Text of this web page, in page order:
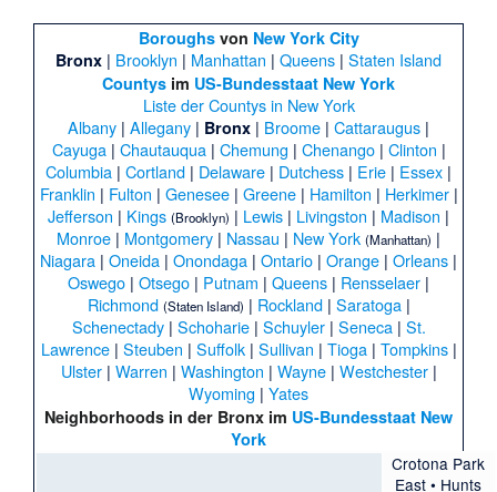
Boroughsvon New York City
Bronx | Brooklyn | Manhattan | Queens | Staten Island
Countys im US-Bundesstaat New York
Liste der Countys in New York
Albany | Allegany | Bronx | Broome | Cattaraugus |
Cayuga| Chautauqua| Chemung | Chenango| Clinton |
Columbia | Cortland | Delaware | Dutchess | Erie | Essex |
Franklin | Fulton | Genesee| Greene| Hamilton | Herkimer|
Jefferson | Kings (Brooklyn) | Lewis | Livingston | Madison |
Monroe | Montgomery | Nassau | New York (Manhattan) |
Niagara | Oneida | Onondaga | Ontario | Orange | Orleans |
Oswego | Otsego | Putnam | Queens | Rensselaer |
Richmond (Staten Island) | Rockland| Saratoga|
Schenectady| Schoharie| Schuyler| Seneca| St.
Lawrence| Steuben | Suffolk| Sullivan | Tioga| Tompkins|
Ulster| Warren | Washington | Wayne| Westchester|
Wyoming | Yates
Neighborhoods in der Bronx im US-Bundesstaat New
York
Crotona Park
East • Hunts